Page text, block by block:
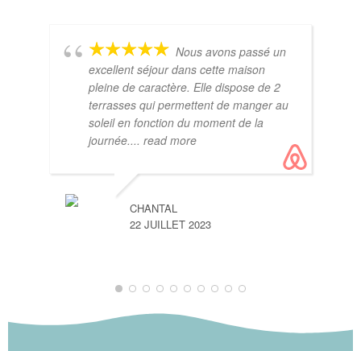
Nous avons passé un
excellent séjour dans cette maison
pleine de caractère. Elle dispose de 2
terrasses qui permettent de manger au
soleil en fonction du moment de la
journée.... read more
CHANTAL
22 JUILLET 2023